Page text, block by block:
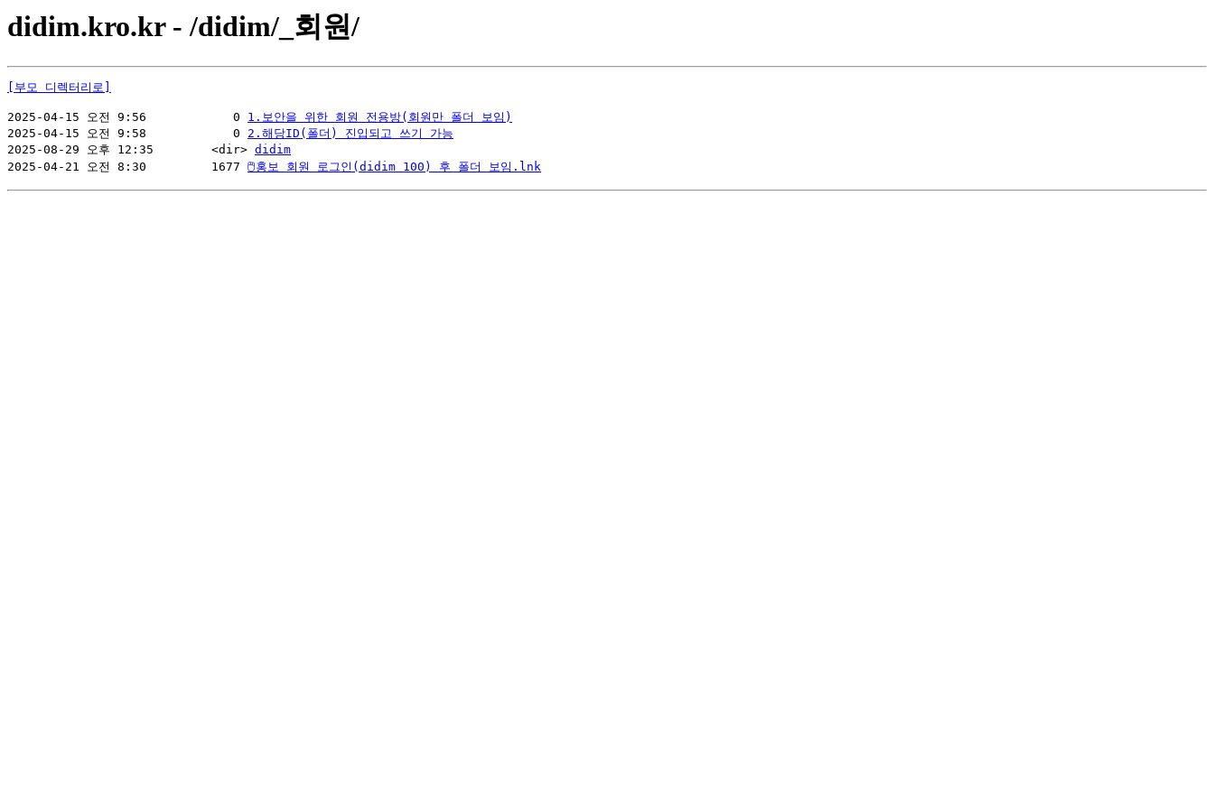
didim.kro.kr - /didim/_회원/
[부모 디렉터리로]
2025-04-15 오전 9:56            0 1.보안을 위한 회원 전용방(회원만 폴더 보임)
2025-04-15 오전 9:58            0 2.해당ID(폴더) 진입되고 쓰기 가능
2025-08-29 오후 12:35        <dir> didim
2025-04-21 오전 8:30         1677 🖱홍보 회원 로그인(didim 100) 후 폴더 보임.lnk